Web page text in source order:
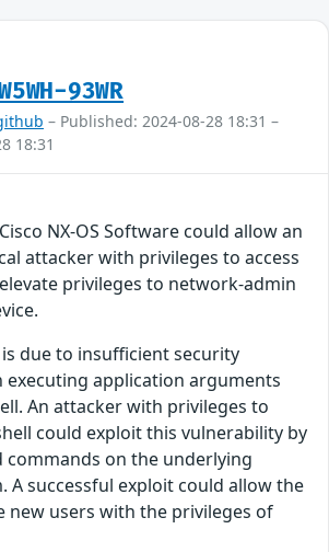
93WR
– Published: 2024-08-28 18:31 –
18:31
NX-OS Software could allow an
attacker with privileges to access
privileges to network-admin
due to insufficient security
application arguments
An attacker with privileges to
could exploit this vulnerability by
commands on the underlying
A successful exploit could allow the
new users with the privileges of